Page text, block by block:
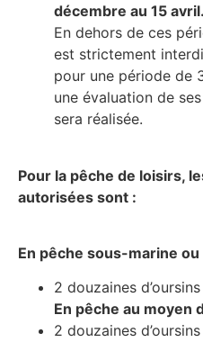
décembre au 15 avril.
En dehors de ces
est strictement
pour une période de
une évaluation de
sera réalisée.
Pour la pêche de loisirs,
autorisées sont :
En pêche sous-marine ou
2 douzaines
En pêche au moyen
2 douzaines